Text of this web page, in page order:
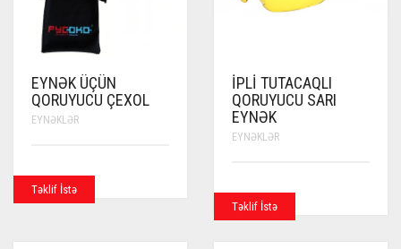
EYNƏK ÜÇÜN
QORUYUCU ÇEXOL
EYNƏKLƏR
Təklif İstə
İPLI TUTACAQLI
QORUYUCU SARI
EYNƏK
EYNƏKLƏR
Təklif İstə